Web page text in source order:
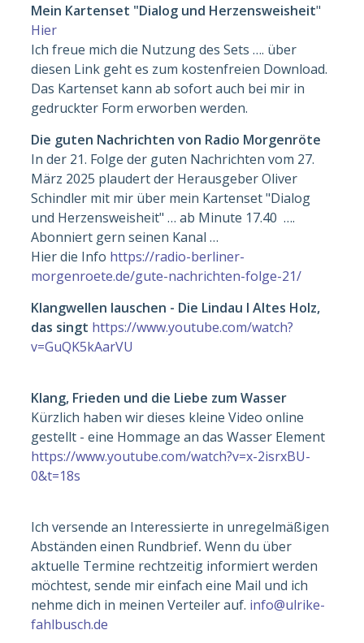
Mein Kartenset "Dialog und Herzensweisheit"
Hier
Ich freue mich die Nutzung des Sets …. über
diesen Link geht es zum kostenfreien Download.
Das Kartenset kann ab sofort auch bei mir in
gedruckter Form erworben werden.
Die guten Nachrichten von Radio Morgenröte
In der 21. Folge der guten Nachrichten vom 27.
März 2025 plaudert der Herausgeber Oliver
Schindler mit mir über mein Kartenset "Dialog
und Herzensweisheit" … ab Minute 17.40 ….
Abonniert gern seinen Kanal …
Hier die Info https://radio-berliner-
morgenroete.de/gute-nachrichten-folge-21/
Klangwellen lauschen - Die Lindau I Altes Holz,
das singt https://www.youtube.com/watch?
v=GuQK5kAarVU
Klang, Frieden und die Liebe zum Wasser
Kürzlich haben wir dieses kleine Video online
gestellt - eine Hommage an das Wasser Element
https://www.youtube.com/watch?v=x-2isrxBU-
0&t=18s
Ich versende an Interessierte in unregelmäßigen
Abständen einen Rundbrief. Wenn du über
aktuelle Termine rechtzeitig informiert werden
möchtest, sende mir einfach eine Mail und ich
nehme dich in meinen Verteiler auf. info@ulrike-
fahlbusch.de